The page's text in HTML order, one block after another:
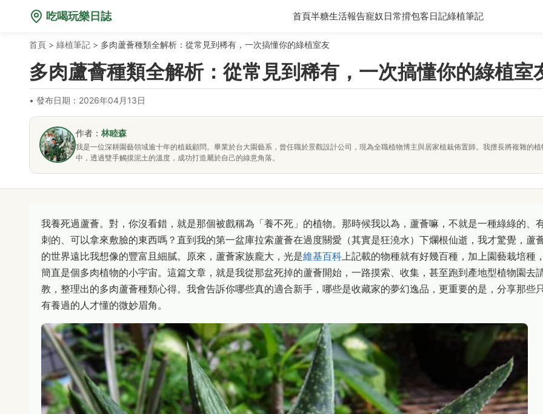
吃喝玩樂日誌 首頁半糖生活報告寵奴日常揹包客日記綠植筆記
首頁 > 綠植筆記 > 多肉蘆薈種類全解析：從常見到稀有，一次搞懂你的綠植室友
多肉蘆薈種類全解析：從常見到稀有，一次搞懂你的綠植室
• 發布日期：2026年04月13日
作者： 林睦森
我是一位深耕園藝領域逾十年的植栽顧問。畢業於台大園藝系，曾任職於景觀設計公司，現為全職植物博主與居家植栽佈置師。我擅長將複雜的
中，透過雙手觸摸泥土的溫度，成功打造屬於自己的綠意角落。
我養死過蘆薈。對，你沒看錯，就是那個被戲稱為「養不死」的植物。那時候我以為，蘆薈嘛，不就是一種綠綠的、
刺的、可以拿來敷臉的東西嗎？直到我的第一盆庫拉索蘆薈在過度關愛（其實是狂澆水）下爛根仙逝，我才驚覺，蘆
的世界遠比我想像的豐富且細膩。原來，蘆薈家族龐大，光是維基百科上記載的物種就有好幾百種，加上園藝栽培種
簡直是個多肉植物的小宇宙。這篇文章，就是我從那盆死掉的蘆薈開始，一路摸索、收集，甚至跑到產地型植物園去
教，整理出的多肉蘆薈種類心得。我會告訴你哪些真的適合新手，哪些是收藏家的夢幻逸品，更重要的是，分享那些
有養過的人才懂的微妙眉角。